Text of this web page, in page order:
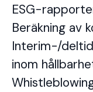
ESG-
Beräkning av
Interim-/
inom